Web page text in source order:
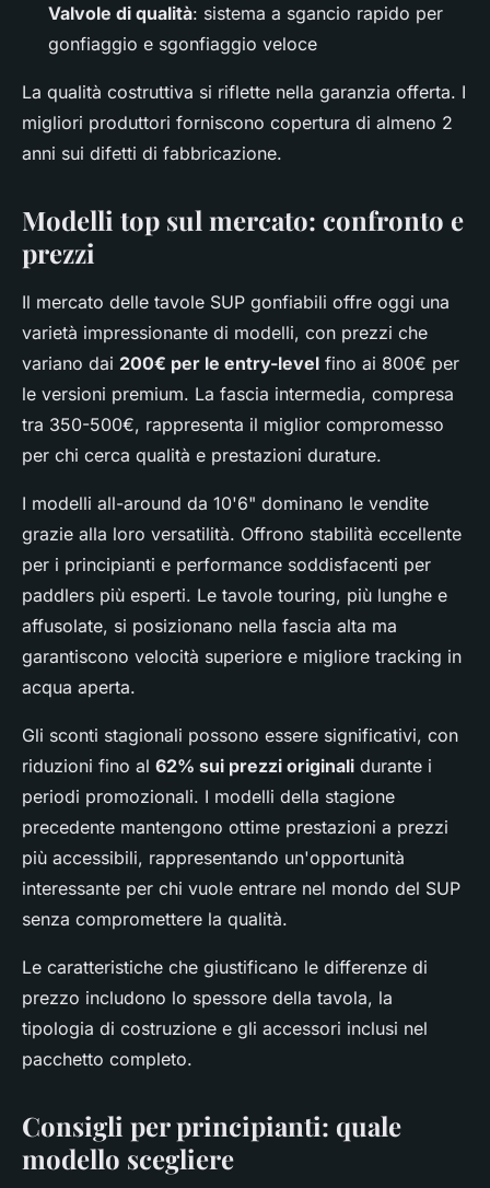
Valvole di qualità: sistema a sgancio rapido per
gonfiaggio e sgonfiaggio veloce
La qualità costruttiva si riflette nella garanzia offerta. I
migliori produttori forniscono copertura di almeno 2
anni sui difetti di fabbricazione.
Modelli top sul mercato: confronto e
prezzi
Il mercato delle tavole SUP gonfiabili offre oggi una
varietà impressionante di modelli, con prezzi che
variano dai 200€ per le entry-level fino ai 800€ per
le versioni premium. La fascia intermedia, compresa
tra 350-500€, rappresenta il miglior compromesso
per chi cerca qualità e prestazioni durature.
I modelli all-around da 10'6" dominano le vendite
grazie alla loro versatilità. Offrono stabilità eccellente
per i principianti e performance soddisfacenti per
paddlers più esperti. Le tavole touring, più lunghe e
affusolate, si posizionano nella fascia alta ma
garantiscono velocità superiore e migliore tracking in
acqua aperta.
Gli sconti stagionali possono essere significativi, con
riduzioni fino al 62% sui prezzi originali durante i
periodi promozionali. I modelli della stagione
precedente mantengono ottime prestazioni a prezzi
più accessibili, rappresentando un'opportunità
interessante per chi vuole entrare nel mondo del SUP
senza compromettere la qualità.
Le caratteristiche che giustificano le differenze di
prezzo includono lo spessore della tavola, la
tipologia di costruzione e gli accessori inclusi nel
pacchetto completo.
Consigli per principianti: quale
modello scegliere